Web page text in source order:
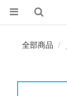
全部商品